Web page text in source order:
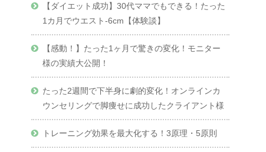
【ダイエット成功】30代ママでもできる！たった
1カ月でウエスト-6cm【体験談】
【感動！】たった1ヶ月で驚きの変化！モニター
様の実績大公開！
たった2週間で下半身に劇的変化！オンラインカ
ウンセリングで脚痩せに成功したクライアント様
トレーニング効果を最大化する！3原理・5原則